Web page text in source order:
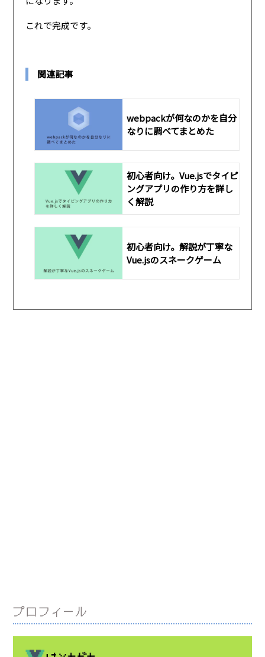
これで完成です。
関連記事
webpackが何なのかを自分
なりに調べてまとめた
初心者向け。Vue.jsでタイピ
ングアプリの作り方を詳し
く解説
初心者向け。解説が丁寧な
Vue.jsのスネークゲーム
プロフィール